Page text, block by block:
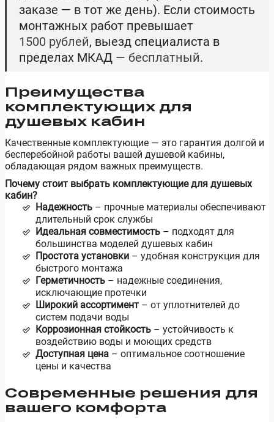
заказе — в тот же день). Если стоимость
монтажных работ превышает
1500 рублей, выезд специалиста в
пределах МКАД — бесплатный.
Преимущества
комплектующих для
душевых кабин
Качественные комплектующие — это гарантия долгой и
бесперебойной работы вашей душевой кабины,
обладающая рядом важных преимуществ.
Почему стоит выбрать комплектующие для душевых
кабин?
Надежность – прочные материалы обеспечивают
длительный срок службы
Идеальная совместимость – подходят для
большинства моделей душевых кабин
Простота установки – удобная конструкция для
быстрого монтажа
Герметичность – надежные соединения,
исключающие протечки
Широкий ассортимент – от уплотнителей до
систем подачи воды
Коррозионная стойкость – устойчивость к
воздействию воды и моющих средств
Доступная цена – оптимальное соотношение
цены и качества
Современные решения для
вашего комфорта